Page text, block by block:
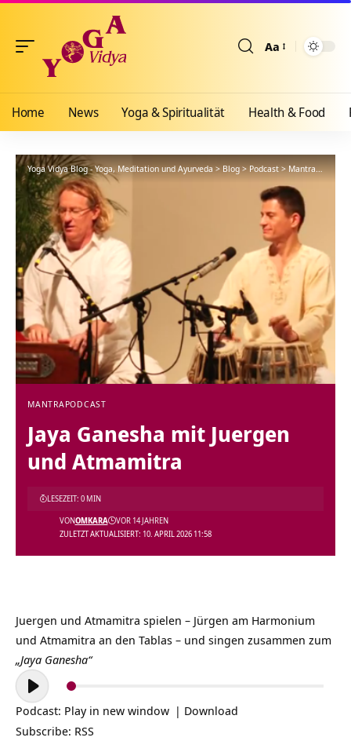
Aa
Home News Yoga & Spiritualität Health & Food
Yoga Vidya Blog - Yoga, Meditation und Ayurveda>Blog>Podcast>Mantra>Jaya
MANTRAPODCAST
Jaya Ganesha mit Juergen
und Atmamitra
ZULETZT AKTUALISIERT: 10. APRIL 2026 11:58
VONOMKARA VOR 14 JAHREN
LESEZEIT: 0 MIN
Juergen und Atmamitra spielen – Jürgen am Harmonium
und Atmamitra an den Tablas – und singen zusammen zum
„Jaya Ganesha“
Audio-
Player
Podcast: Play in new window | Download
Subscribe: RSS